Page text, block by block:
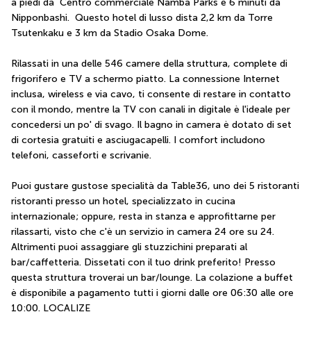
a piedi da  Centro commerciale Namba Parks e 6 minuti da
Nipponbashi.  Questo hotel di lusso dista 2,2 km da Torre
Tsutenkaku e 3 km da Stadio Osaka Dome.
Rilassati in una delle 546 camere della struttura, complete di
frigorifero e TV a schermo piatto. La connessione Internet
inclusa, wireless e via cavo, ti consente di restare in contatto
con il mondo, mentre la TV con canali in digitale è l'ideale per
concedersi un po' di svago. Il bagno in camera è dotato di set
di cortesia gratuiti e asciugacapelli. I comfort includono
telefoni, casseforti e scrivanie.
Puoi gustare gustose specialità da Table36, uno dei 5 ristoranti
ristoranti presso un hotel, specializzato in cucina
internazionale; oppure, resta in stanza e approfittarne per
rilassarti, visto che c'è un servizio in camera 24 ore su 24.
Altrimenti puoi assaggiare gli stuzzichini preparati al
bar/caffetteria. Dissetati con il tuo drink preferito! Presso
questa struttura troverai un bar/lounge. La colazione a buffet
è disponibile a pagamento tutti i giorni dalle ore 06:30 alle ore
10:00. LOCALIZE